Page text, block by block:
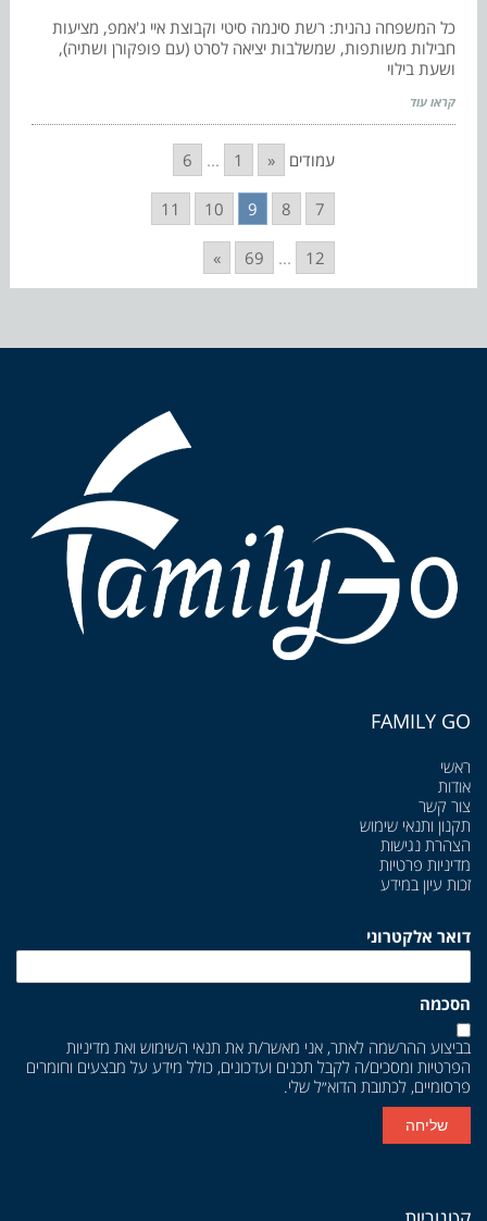
כל המשפחה נהנית: רשת סינמה סיטי וקבוצת איי ג'אמפ, מציעות
חבילות משותפות, שמשלבות יציאה לסרט (עם פופקורן ושתיה),
ושעת בילוי
קראו עוד
עמודים «
1
...
6
7
8
9
10
11
12
...
69
»
FAMILY GO
ראשי
אודות
צור קשר
תקנון ותנאי שימוש
הצהרת נגישות
מדיניות פרטיות
זכות עיון במידע
דואר אלקטרוני
הסכמה
בביצוע ההרשמה לאתר, אני מאשר/ת את תנאי השימוש ואת מדיניות
הפרטיות ומסכים/ה לקבל תכנים ועדכונים, כולל מידע על מבצעים וחומרים
פרסומיים, לכתובת הדוא״ל שלי.
שליחה